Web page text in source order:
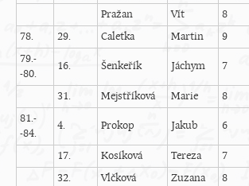
Pražan
Vít 8
78.
29. Caletka Martin 9
79.-
-80.
16. Šenkeřík Jáchym 7
31. Mejstříková Marie 8
81.-
-84.
4. Prokop Jakub 6
17. Kosíková Tereza 7
32.
Vlčková Zuzana 8